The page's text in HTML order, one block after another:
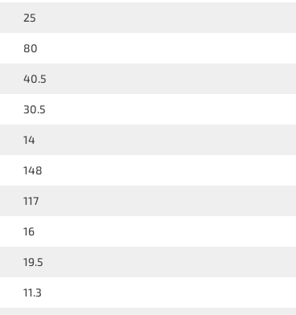
25
80
40.5
30.5
14
148
117
16
19.5
11.3